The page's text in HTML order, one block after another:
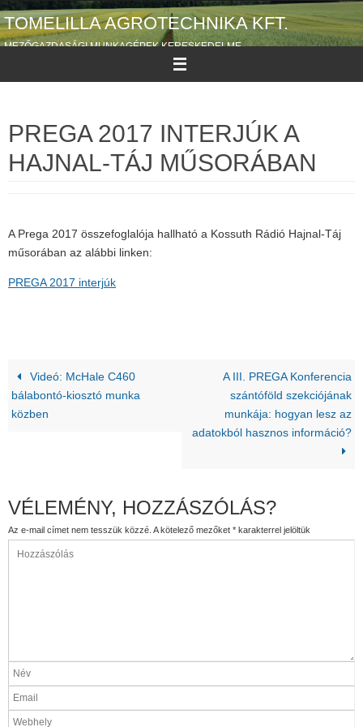
Megszakítás
TOMELILLA AGROTECHNIKA KFT.
MEZŐGAZDASÁGI MUNKAGÉPEK KERESKEDELME
PREGA 2017 INTERJÚK A
HAJNAL-TÁJ MŰSORÁBAN
A Prega 2017 összefoglalója hallható a Kossuth Rádió Hajnal-Táj
műsorában az alábbi linken:
PREGA 2017 interjúk
Videó: McHale C460
bálabontó-kiosztó munka
közben
A III. PREGA Konferencia
szántóföld szekciójának
munkája: hogyan lesz az
adatokból hasznos információ?
VÉLEMÉNY, HOZZÁSZÓLÁS?
Az e-mail címet nem tesszük közzé. A kötelező mezőket * karakterrel jelöltük